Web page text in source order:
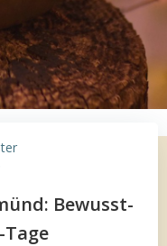
Bewusst-
Tage